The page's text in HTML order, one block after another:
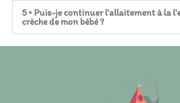
5 • Puis-je continuer l’allaitement à la
crèche de mon bébé ?